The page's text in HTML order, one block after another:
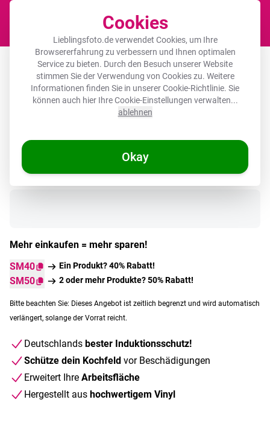
Cookies
Lieblingsfoto.de verwendet Cookies, um Ihre
Browsererfahrung zu verbessern und Ihnen optimalen
Service zu bieten. Durch den Besuch unserer Website
stimmen Sie der Verwendung von Cookies zu. Weitere
Informationen finden Sie in unsererCookie-Richtlinie. Sie
können auch hier Ihre Cookie-Einstellungen verwalten...
ablehnen
Okay
Poster – Pfannkuchen - Lebensmittel -
Honig - Gelb
Auf Lager
Mehr einkaufen = mehr sparen!
SM40
Ein Produkt? 40% Rabatt!
SM50 2 oder mehr Produkte? 50% Rabatt!
Bitte beachten Sie: Dieses Angebot ist zeitlich begrenzt und wird automatisch
verlängert, solange der Vorrat reicht.
Deutschlands bester Induktionsschutz!
Schütze dein Kochfeld vor Beschädigungen
Erweitert Ihre Arbeitsfläche
Hergestellt aus hochwertigem Vinyl